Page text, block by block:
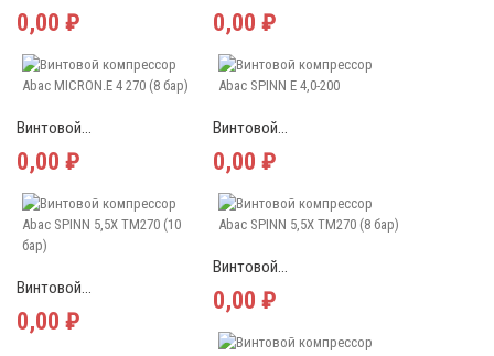
0,00 ₽ 0,00 ₽
Винтовой...
0,00 ₽
Винтовой...
0,00 ₽
Винтовой...
0,00 ₽
Винтовой...
0,00 ₽